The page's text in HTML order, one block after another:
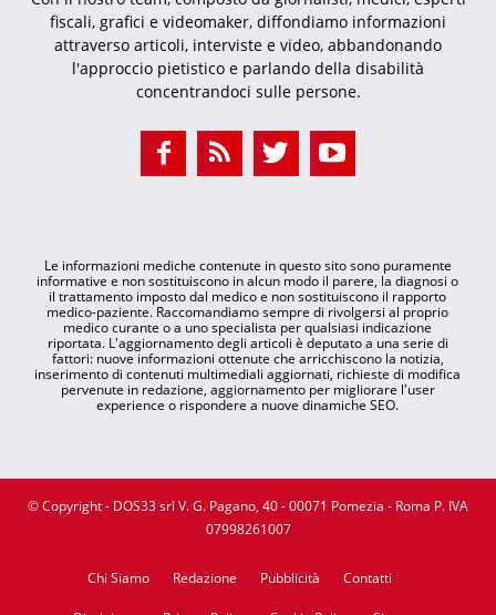
fiscali, grafici e videomaker, diffondiamo informazioni
attraverso articoli, interviste e video, abbandonando
l'approccio pietistico e parlando della disabilità
concentrandoci sulle persone.
Le informazioni mediche contenute in questo sito sono puramente
informative e non sostituiscono in alcun modo il parere, la diagnosi o
il trattamento imposto dal medico e non sostituiscono il rapporto
medico-paziente. Raccomandiamo sempre di rivolgersi al proprio
medico curante o a uno specialista per qualsiasi indicazione
riportata. L'aggiornamento degli articoli è deputato a una serie di
fattori: nuove informazioni ottenute che arricchiscono la notizia,
inserimento di contenuti multimediali aggiornati, richieste di modifica
pervenute in redazione, aggiornamento per migliorare l'user
experience o rispondere a nuove dinamiche SEO.
© Copyright - DOS33 srl V. G. Pagano, 40 - 00071 Pomezia - Roma P. IVA
07998261007
Chi Siamo Redazione Pubblicità Contatti